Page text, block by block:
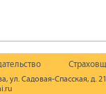
ул. Садовая-Спасская, д.